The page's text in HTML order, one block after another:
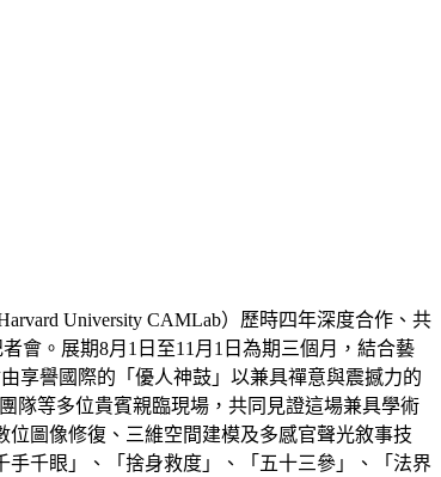
University CAMLab）歷時四年深度合作、共
會。展期8月1日至11月1日為期三個月，結合藝
享譽國際的「優人神鼓」以兼具禪意與震撼力的
隊等多位貴賓親臨現場，共同見證這場兼具學術
圖像修復、三維空間建模及多感官聲光敘事技
千眼」、「捨身救度」、「五十三參」、「法界